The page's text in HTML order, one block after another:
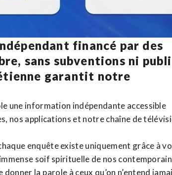
financé par des
sans subventions ni
garantit notre
une information indépendante accessible
nos applications et notrechaîne de
enquête existe uniquement grâce à
soif spirituelle de nos
donner la parole à ceux qu’on n’entend